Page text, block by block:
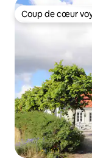
Coup de cœur
Coup de cœur